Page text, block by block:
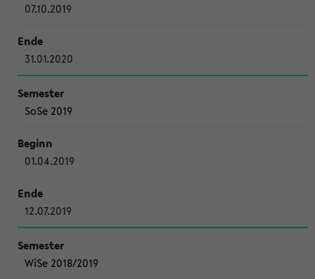
07.10.2019
31.01.2020
SoSe 2019
01.04.2019
12.07.2019
WiSe 2018/2019